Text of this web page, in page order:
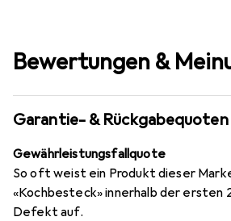
Bewertungen &
Garantie- & Rückgabequoten
Gewährleistungsfallquote
So oft weist ein Produkt dieser
«Kochbesteck» innerhalb der ersten
Defekt auf.